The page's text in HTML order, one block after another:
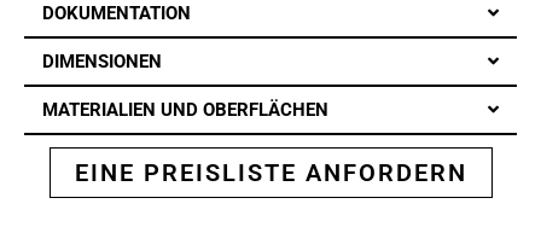
DOKUMENTATION
DIMENSIONEN
MATERIALIEN UND OBERFLÄCHEN
EINE PREISLISTE ANFORDERN